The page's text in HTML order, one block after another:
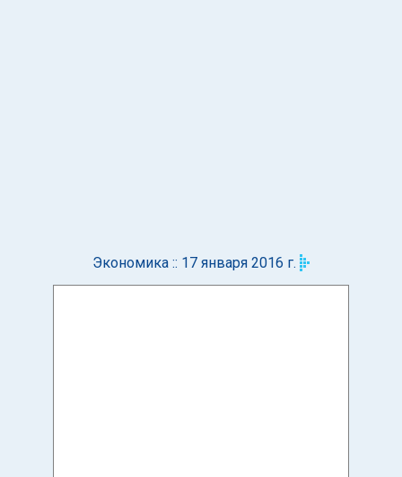
Экономика :: 17 января 2016 г.